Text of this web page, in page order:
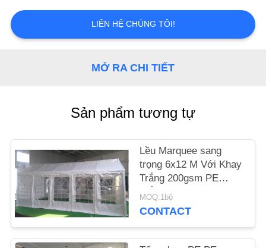
KIỂM
SOÁT
HỆ
CHÚNG
TÔI
SƠ
ĐỒ
LIÊN HỆ CHÚNG TÔI!
MỞ RA CHI TIẾT
Sản phẩm tương tự
Lều Marquee sang
trọng 6x12 M Với Khay
Trắng 200gsm PE
Trắng Tấm Bạt
Tarpaulin với Khung
MOQ:1bộ
CONTACT